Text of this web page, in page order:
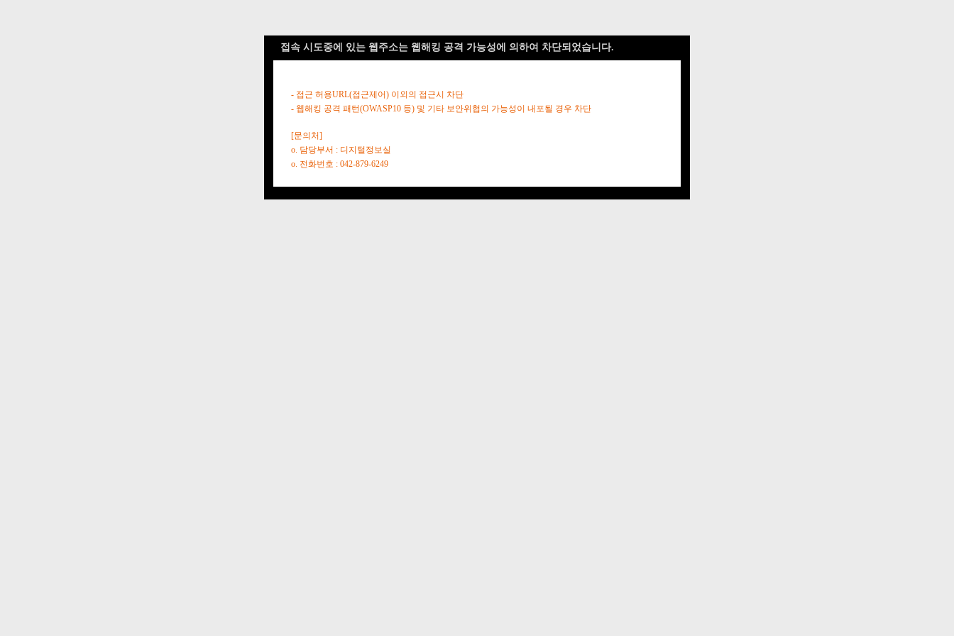
접속 시도중에 있는 웹주소는 웹해킹 공격 가능성에 의하여 차단되었습니다.
- 접근 허용URL(접근제어) 이외의 접근시 차단
- 웹해킹 공격 패턴(OWASP10 등) 및 기타 보안위협의 가능성이 내포될 경우 차단
[문의처]
o. 담당부서 : 디지털정보실
o. 전화번호 : 042-879-6249